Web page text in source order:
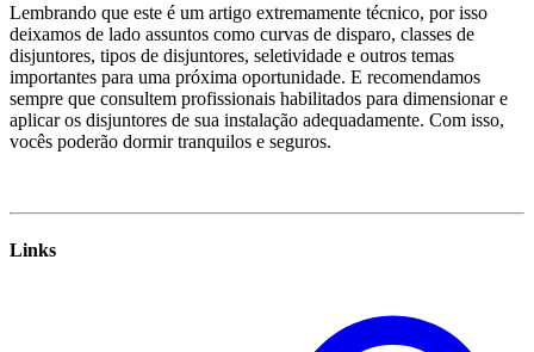
Lembrando que este é um artigo extremamente técnico, por isso
deixamos de lado assuntos como curvas de disparo, classes de
disjuntores, tipos de disjuntores, seletividade e outros temas
importantes para uma próxima oportunidade. E recomendamos
sempre que consultem profissionais habilitados para dimensionar e
aplicar os disjuntores de sua instalação adequadamente. Com isso,
vocês poderão dormir tranquilos e seguros.
Links